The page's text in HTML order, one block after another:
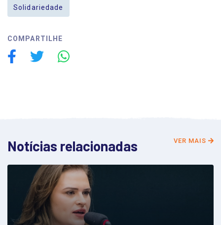
Solidariedade
COMPARTILHE
Notícias relacionadas VER MAIS